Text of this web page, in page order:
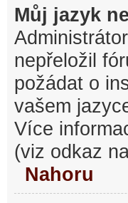
Můj jazyk
nepřeložil
požádat o
vašem
Více
(viz odkaz
Nahoru